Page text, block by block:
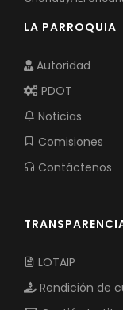
LA PARROQUIA
Autoridad
PDOT
Noticias
Comisiones
Contáctenos
LOTAIP
Rendición de